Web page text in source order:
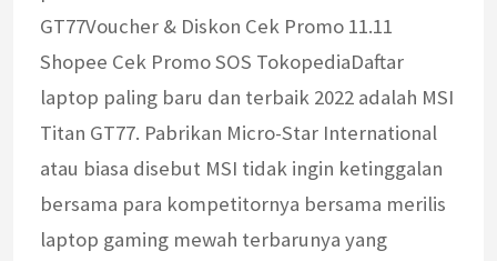
GT77Voucher & Diskon Cek Promo 11.11
Shopee Cek Promo SOS TokopediaDaftar
laptop paling baru dan terbaik 2022 adalah MSI
Titan GT77. Pabrikan Micro-Star International
atau biasa disebut MSI tidak ingin ketinggalan
bersama para kompetitornya bersama merilis
laptop gaming mewah terbarunya yang